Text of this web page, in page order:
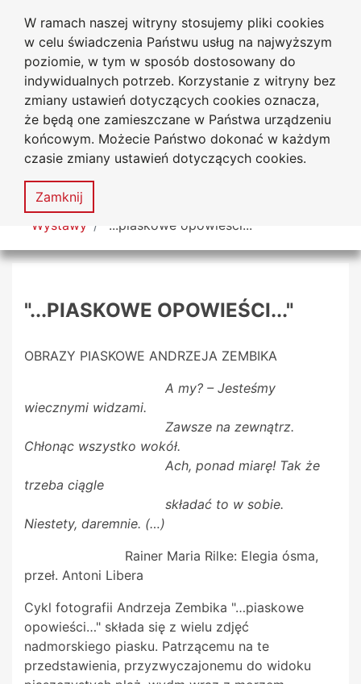
W ramach naszej witryny stosujemy pliki cookies
w celu świadczenia Państwu usług na najwyższym
poziomie, w tym w sposób dostosowany do
indywidualnych potrzeb. Korzystanie z witryny bez
zmiany ustawień dotyczących cookies oznacza,
że będą one zamieszczane w Państwa urządzeniu
końcowym. Możecie Państwo dokonać w każdym
czasie zmiany ustawień dotyczących cookies.
Zamknij
Przejdź do głównego menu
Przejdź do treści
Przejdź do wyszukiwarki
Przejdź do mapy serwisu
Biblioteka Uniwersytecka
Uniwersytetu Jana Długosza
w Częstochowie
Deklaracja
dostępności
Mapa
serwisu
MENU
Tutaj jesteś
Wystawy "...piaskowe opowieści..."
"...PIASKOWE OPOWIEŚCI..."
OBRAZY PIASKOWE ANDRZEJA ZEMBIKA
A my? – Jesteśmy
wiecznymi widzami.
Zawsze na zewnątrz.
Chłonąc wszystko wokół.
Ach, ponad miarę! Tak że
trzeba ciągle
składać to w sobie.
Niestety, daremnie. (…)
Rainer Maria Rilke: Elegia ósma,
przeł. Antoni Libera
Cykl fotografii Andrzeja Zembika "…piaskowe
opowieści…" składa się z wielu zdjęć
nadmorskiego piasku. Patrzącemu na te
przedstawienia, przyzwyczajonemu do widoku